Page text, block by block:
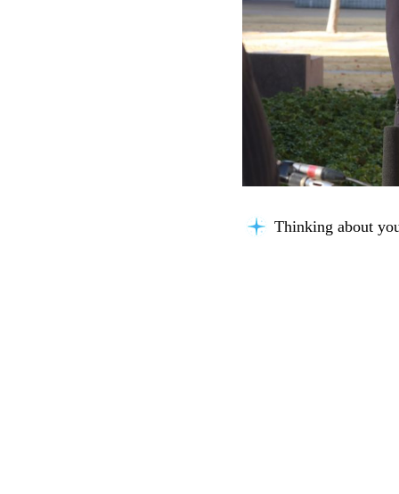
Thinking about